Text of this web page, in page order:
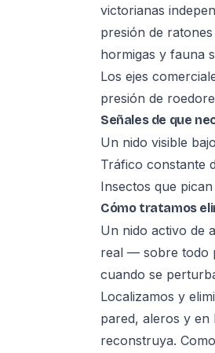
victorianas
presión de
hormigas y fauna
Los ejes
presión de
Señales de que
Un nido visible
Tráfico constante
Insectos que
Cómo tratamos
Un nido activo de
real — sobre todo
cuando se
Localizamos y
pared, aleros y en
reconstruya.